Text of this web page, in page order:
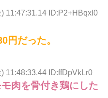
11:47:31.14 ID:P2+HBqxl0
円だった。
11:48:33.44 ID:ffDpVkLr0
肉を骨付き鶏にした